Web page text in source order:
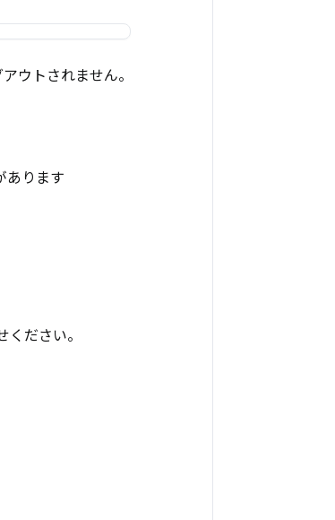
ウトされません。
あります
ださい。